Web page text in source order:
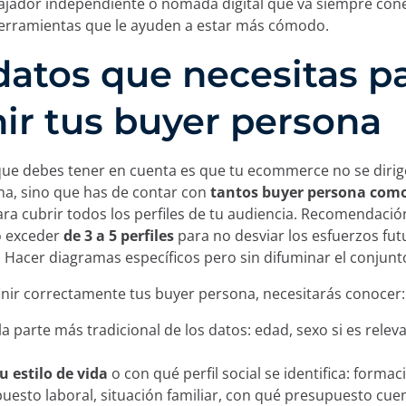
que le ayuden a estar más cómodo.
que necesitas
tus buyer persona
debes tener en cuenta es que tu ecommerce no se
sino que has de contar con tantos buyer persona
cubrir todos los perfiles de tu audiencia.
excederde 3 a 5 perfiles para no desviar los esfuerzos
Hacer diagramas específicos pero sin difuminar el
correctamente tus buyer persona, necesitarás conocer:
parte más tradicional de los datos: edad, sexo si es
estilo de vida o con qué perfil social se identifica:
laboral, situación familiar, con qué presupuesto
cookies:
propias y de terceros y/o tecnologías similares que
navegas por la web. La finalidad de esta información
experiencia en la página web mostrando el contenido en
de tu interés, hasta identificarte como usuario a la
También puede ser utilizada para la personalización de
comoGoogle Adsy otras. Puedes aceptar todas
configurarlas desde “Configuración de cookies” o
Puedes conocer las diferentes cookies que
y cookies.
Rechazar